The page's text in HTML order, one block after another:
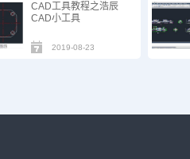
CAD工具教程之浩辰
CAD小工具
2019-08-23